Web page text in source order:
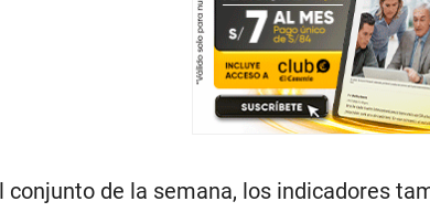
conjunto de la semana, los indicadores